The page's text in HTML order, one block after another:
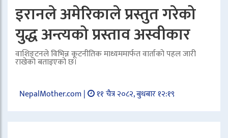
इरानले अमेरिकाले प्रस्तुत गरेको
युद्ध अन्त्यको प्रस्ताव अस्वीकार
वाशिङ्टनले विभिन्न कूटनीतिक माध्यममार्फत वार्ताको पहल जारी
राखेको बताइएको छ।
NepalMother.com | ११ चैत्र २०८२, बुधबार १२:१९